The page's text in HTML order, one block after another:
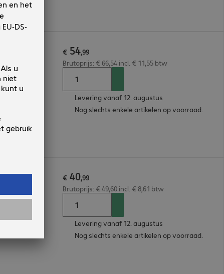
€ 54,99
Brutoprijs: € 66,54 incl. € 11,55 btw
Levering vanaf 12. augustus
Nog slechts enkele artikelen op voorraad.
€ 40,99
Brutoprijs: € 49,60 incl. € 8,61 btw
Levering vanaf 12. augustus
Nog slechts enkele artikelen op voorraad.